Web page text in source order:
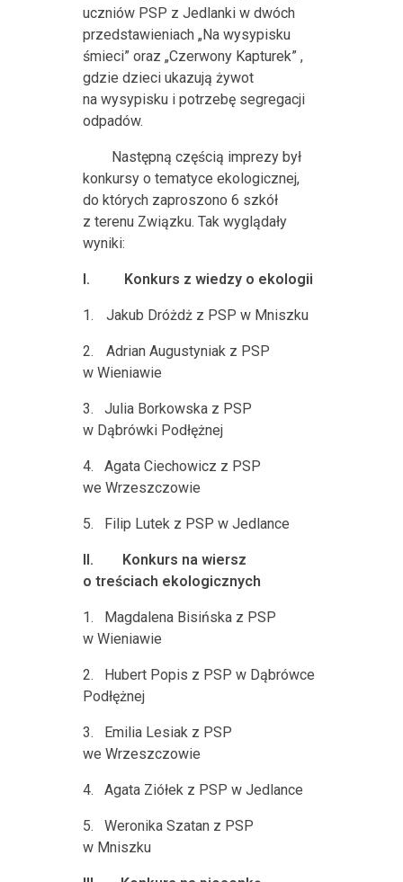
uczniów PSP z Jedlanki w dwóch
przedstawieniach „Na wysypisku
śmieci” oraz „Czerwony Kapturek” ,
gdzie dzieci ukazują żywot
na wysypisku i potrzebę segregacji
odpadów.
Następną częścią imprezy był
konkursy o tematyce ekologicznej,
do których zaproszono 6 szkół
z terenu Związku. Tak wyglądały
wyniki:
I. Konkurs z wiedzy o ekologii
1. Jakub Dróżdż z PSP w Mniszku
2.
Adrian Augustyniak z PSP
w Wieniawie
3.
Julia Borkowska z PSP
w Dąbrówki Podłężnej
4.
Agata Ciechowicz z PSP
we Wrzeszczowie
5. Filip Lutek z PSP w Jedlance
II.
Konkurs na wiersz
o treściach ekologicznych
1.
Magdalena Bisińska z PSP
w Wieniawie
2.
Hubert Popis z PSP w Dąbrówce
Podłężnej
3.
Emilia Lesiak z PSP
we Wrzeszczowie
4. Agata Ziółek z PSP w Jedlance
5.
Weronika Szatan z PSP
w Mniszku